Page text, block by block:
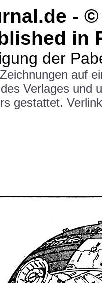
-
in
der
auf
Verlages und
gestattet.